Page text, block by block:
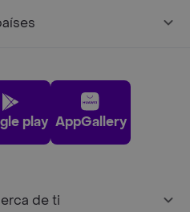
play AppGallery
de ti